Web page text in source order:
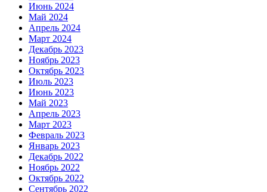
Июнь 2024
Май 2024
Апрель 2024
Март 2024
Декабрь 2023
Ноябрь 2023
Октябрь 2023
Июль 2023
Июнь 2023
Май 2023
Апрель 2023
Март 2023
Февраль 2023
Январь 2023
Декабрь 2022
Ноябрь 2022
Октябрь 2022
Сентябрь 2022